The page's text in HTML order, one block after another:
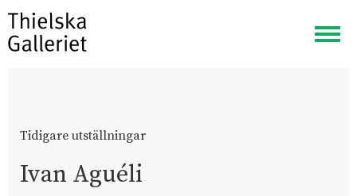
Visa
meny
Tidigare utställningar
Ivan Aguéli